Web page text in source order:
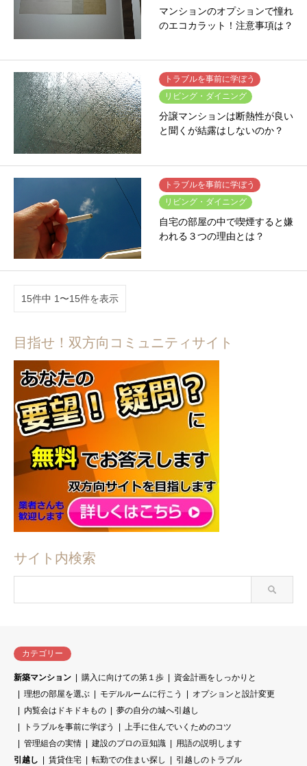
マンションのオプションで憧れ
のエコカラット！注意事項は？
トラブルを事前に学ぼう
リビング・ダイニング
分譲マンションは断熱性が良い
と聞くが結露はしないのか？
トラブルを事前に学ぼう
リビング・ダイニング
自宅の部屋の中で喫煙すると嫌
われる３つの理由とは？
15件中 1〜15件を表示
目指せ！双方向コミュニティサイト
サイト内検索
カテゴリー
新築マンション 購入に向けての第１歩
資金計画をしっかりと
理想の部屋を選ぶ
モデルルームに行こう
オプションと設計変更
内覧会はドキドキもの
夢の自分の城へ引越し
トラブルを事前に学ぼう
上手に住んでいくためのコツ
管理組合の実情
建設のプロの豆知識
用語の説明します
引越し
賃貸住宅 転勤での住まい探し
引越しのトラブル